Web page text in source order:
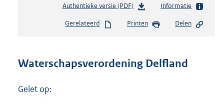
Authentieke versie (PDF)b
s
d
Informatie
Gerelateerd Printen Delen
Waterschapsverordening Delfland
Gelet op: